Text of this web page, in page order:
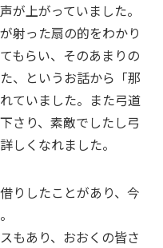
が上がっていました。
射った扇の的をわかり
もらい、そのあまりの
、というお話から「那
ていました。また弓道
さり、素敵でしたし弓
しくなれました。
りしたことがあり、今
もあり、おおくの皆さ